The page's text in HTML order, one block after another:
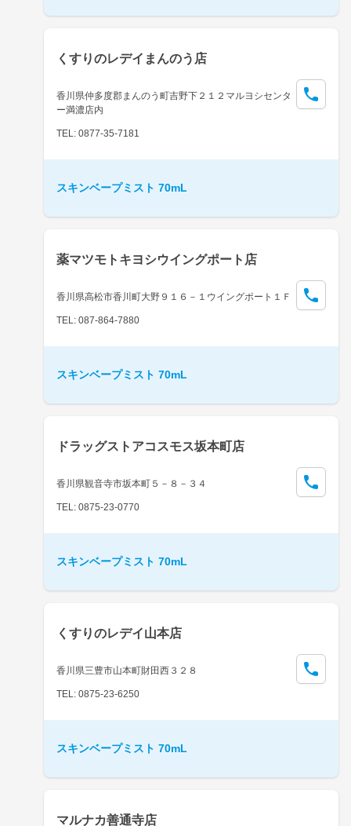
くすりのレデイまんのう店
香川県仲多度郡まんのう町吉野下２１２マルヨシセンタ
ー満濃店内
TEL: 0877-35-7181
スキンベープミスト 70mL
薬マツモトキヨシウイングポート店
香川県高松市香川町大野９１６－１ウイングポート１Ｆ
TEL: 087-864-7880
スキンベープミスト 70mL
ドラッグストアコスモス坂本町店
香川県観音寺市坂本町５－８－３４
TEL: 0875-23-0770
スキンベープミスト 70mL
くすりのレデイ山本店
香川県三豊市山本町財田西３２８
TEL: 0875-23-6250
スキンベープミスト 70mL
マルナカ善通寺店